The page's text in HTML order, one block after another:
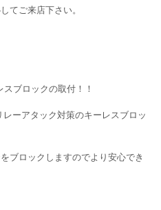
てご来店下さい。
ブロックの取付！！
ーアタック対策のキーレスブロッ
ブロックしますのでより安心でき